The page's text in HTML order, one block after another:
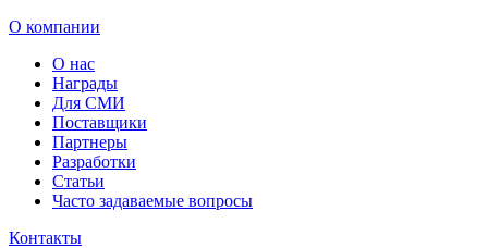
О компании
О нас
Награды
Для СМИ
Поставщики
Партнеры
Разработки
Статьи
Часто задаваемые вопросы
Контакты